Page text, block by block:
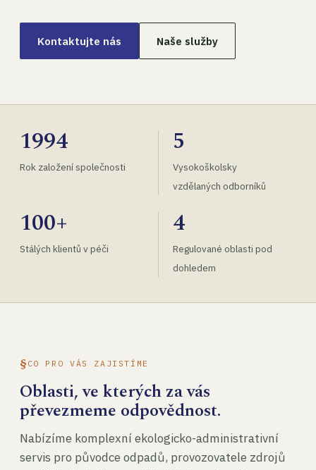
Kontaktujte nás Naše služby
1994
Rok založení společnosti
5
Vysokoškolsky
vzdělaných odborníků
100+
Stálých klientů v péči
4
Regulované oblasti pod
dohledem
CO PRO VÁS ZAJISTÍME
Oblasti, ve kterých za vás
převezmeme odpovědnost.
Nabízíme komplexní ekologicko-administrativní
servis pro původce odpadů, provozovatele zdrojů